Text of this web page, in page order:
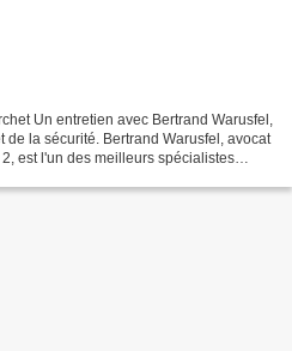
Un entretien avec Bertrand Warusfel,
la sécurité. Bertrand Warusfel, avocat
est l'un des meilleurs spécialistes